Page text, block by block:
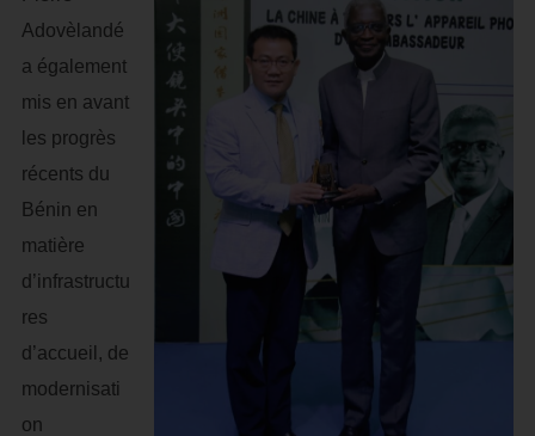
Adovèlandé
a également
mis en avant
les progrès
récents du
Bénin en
matière
d’infrastructu
res
d’accueil, de
modernisati
on